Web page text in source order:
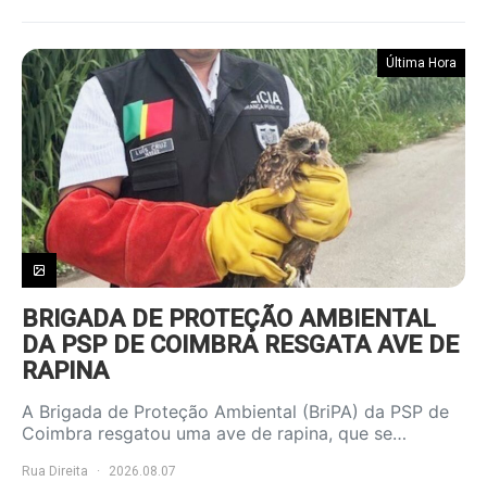
Última Hora
BRIGADA DE PROTEÇÃO AMBIENTAL
DA PSP DE COIMBRA RESGATA AVE DE
RAPINA
A Brigada de Proteção Ambiental (BriPA) da PSP de
Coimbra resgatou uma ave de rapina, que se…
Rua Direita 2026.08.07